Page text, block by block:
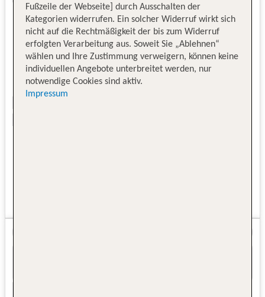
Fußzeile der Webseite] durch Ausschalten der
Kategorien widerrufen. Ein solcher Widerruf wirkt sich
nicht auf die Rechtmäßigkeit der bis zum Widerruf
erfolgten Verarbeitung aus. Soweit Sie „Ablehnen“
wählen und Ihre Zustimmung verweigern, können keine
individuellen Angebote unterbreitet werden, nur
notwendige Cookies sind aktiv.
Impressum